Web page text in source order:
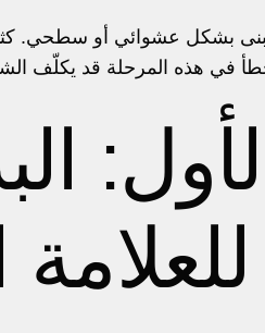
تُبنى بشكل عشوائي أو سطحي.
في هذه المرحلة قد يكلّف